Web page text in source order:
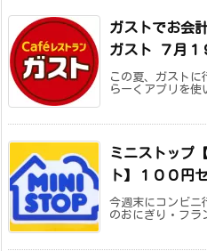
ガストでお会
ガスト ７月１
この夏、ガスト
らーくアプリを
ミニストップ
ト】１００
今週末にコンビニ
のおにぎり・フ